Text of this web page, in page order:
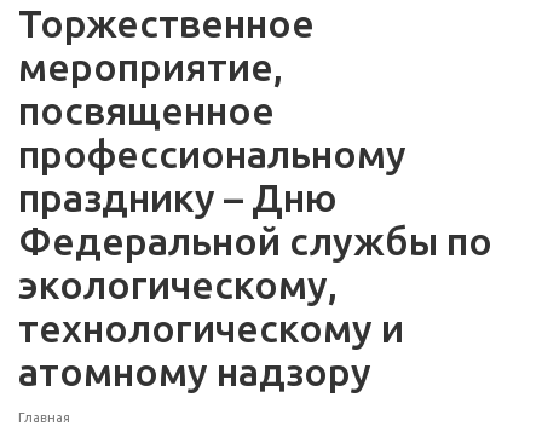
Торжественное
мероприятие,
посвященное
профессиональному
празднику – Дню
Федеральной службы по
экологическому,
технологическому и
атомному надзору
Главная